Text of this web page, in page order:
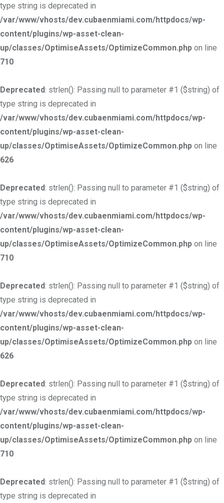
type string is deprecated in
/var/www/vhosts/dev.cubaenmiami.com/httpdocs/wp-
content/plugins/wp-asset-clean-
up/classes/OptimiseAssets/OptimizeCommon.php on line
710
Deprecated: strlen(): Passing null to parameter #1 ($string) of
type string is deprecated in
/var/www/vhosts/dev.cubaenmiami.com/httpdocs/wp-
content/plugins/wp-asset-clean-
up/classes/OptimiseAssets/OptimizeCommon.php on line
626
Deprecated: strlen(): Passing null to parameter #1 ($string) of
type string is deprecated in
/var/www/vhosts/dev.cubaenmiami.com/httpdocs/wp-
content/plugins/wp-asset-clean-
up/classes/OptimiseAssets/OptimizeCommon.php on line
710
Deprecated: strlen(): Passing null to parameter #1 ($string) of
type string is deprecated in
/var/www/vhosts/dev.cubaenmiami.com/httpdocs/wp-
content/plugins/wp-asset-clean-
up/classes/OptimiseAssets/OptimizeCommon.php on line
626
Deprecated: strlen(): Passing null to parameter #1 ($string) of
type string is deprecated in
/var/www/vhosts/dev.cubaenmiami.com/httpdocs/wp-
content/plugins/wp-asset-clean-
up/classes/OptimiseAssets/OptimizeCommon.php on line
710
Deprecated: strlen(): Passing null to parameter #1 ($string) of
type string is deprecated in